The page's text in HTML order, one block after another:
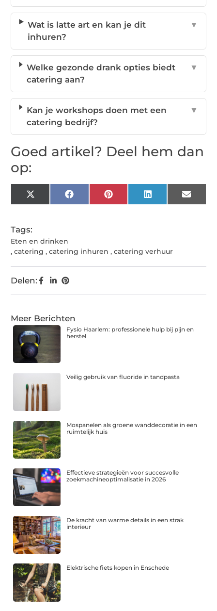
Wat is latte art en kan je dit
inhuren?
▼
Welke gezonde drank opties biedt
catering aan?
▼
Kan je workshops doen met een
catering bedrijf?
▼
Goed artikel? Deel hem dan
op:
X
(Twitter)
FacebookPinterestLinkedIn Email
Tags:
Eten en drinken
,catering ,catering inhuren ,catering verhuur
Delen:
Meer Berichten
Fysio Haarlem: professionele hulp bij pijn en
herstel
Veilig gebruik van fluoride in tandpasta
Mospanelen als groene wanddecoratie in een
ruimtelijk huis
Effectieve strategieën voor succesvolle
zoekmachineoptimalisatie in 2026
De kracht van warme details in een strak
interieur
Elektrische fiets kopen in Enschede